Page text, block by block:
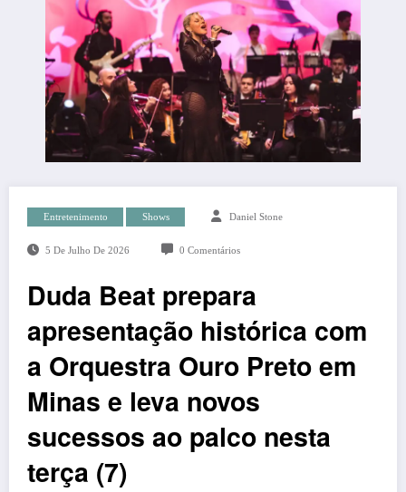
Entretenimento Shows Daniel Stone
5 De Julho De 2026 0 Comentários
Duda Beat prepara
apresentação histórica com
a Orquestra Ouro Preto em
Minas e leva novos
sucessos ao palco nesta
terça (7)